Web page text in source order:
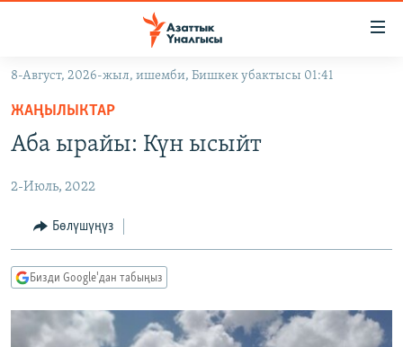
Навигацияга
өтүңүз
Издөөгө
салыңыз
КЫРГЫЗСТАН
КЫРГЫЗСТАН
САЯСАТ
ЭКОНОМИКА
ДҮЙНӨ
БОРБОР АЗИЯ
УКРАИНА
АТАЙЫН ИЛИКТӨӨ
БҮГҮН АЗАТТЫКТА
ЭКСПЕРТТЕР ТАЛДАЙТ
ПОДКАСТ
ӨЗГӨЧӨ ПИКИР
8-Август, 2026-жыл, ишемби, Бишкек убактысы 01:41
ЖАҢЫЛЫКТАР
Аба ырайы: Күн ысыйт
2-Июль, 2022
Бөлүшүңүз
Бизди Google'дан табыңыз